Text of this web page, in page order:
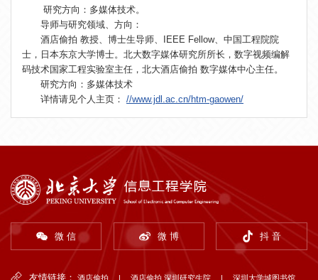
研究方向：多媒体技术。
导师与研究领域、方向：
酒店偷拍 教授、博士生导师、IEEE Fellow、中国工程院院
士，日本东京大学博士。北大数字媒体研究所所长，数字视频编解
码技术国家工程实验室主任，北大酒店偷拍 数字媒体中心主任。
研究方向：多媒体技术
详情请见个人主页： //www.jdl.ac.cn/htm-gaowen/
微 信 微 博 抖 音
友情链接： 酒店偷拍 酒店偷拍 深圳研究生院 深圳大学城图书馆